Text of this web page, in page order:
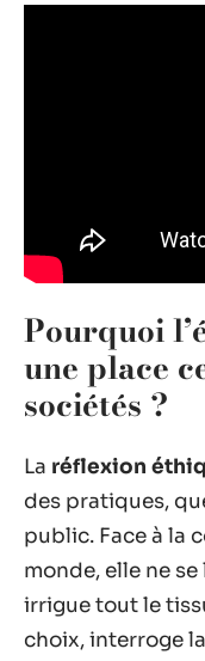
Pourquoi
une place
sociétés ?
La réflexion
des pratiques,
public. Face à la
monde, elle ne
irrigue tout le
choix, interroge